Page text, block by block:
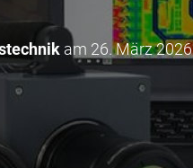
am 26. März 2026